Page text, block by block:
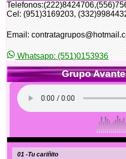
Cel: (951)3169203,
Email:
Whatsapp: (551)0153936
Grupo
01 -Tu cariñito